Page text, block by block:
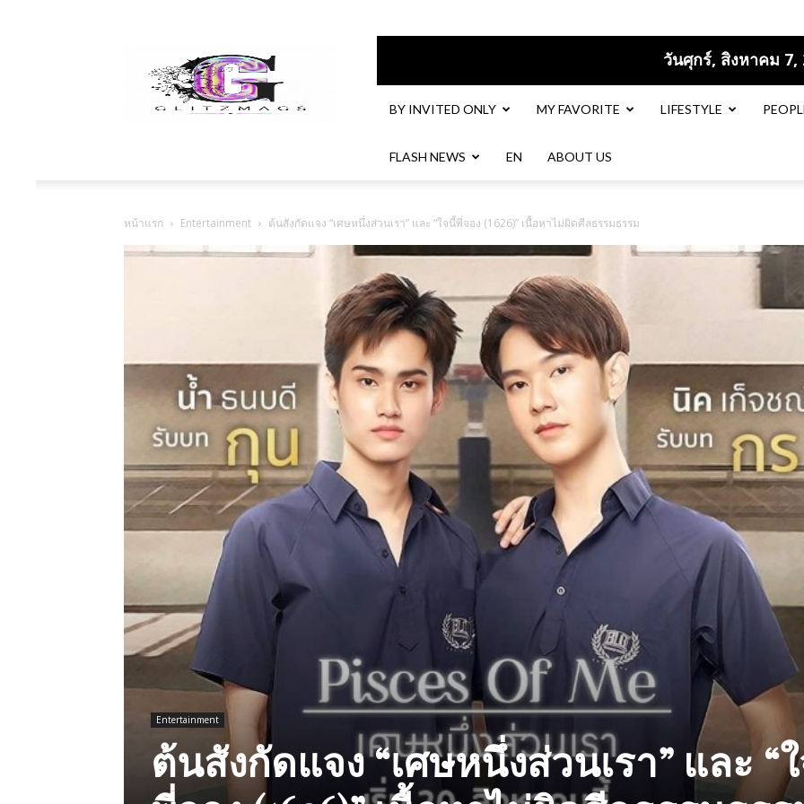
วันศุกร์, สิงหาคม 7,
BY INVITED ONLY MY FAVORITE LIFESTYLE
FLASH NEWS EN​ ABOUT US
หน้าแรก Entertainment ต้นสังกัดแจง “เศษหนึ่งส่วนเรา” และ “ใจนี้พี่จอง (1626)” เนื้อหาไม่ผิดศีลธรรมธรรม
Entertainment
ต้นสังกัดแจง “เศษหนึ่งส่วนเรา” และ “